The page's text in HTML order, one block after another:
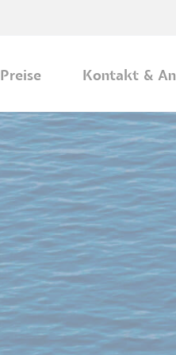
Preise Kontakt &